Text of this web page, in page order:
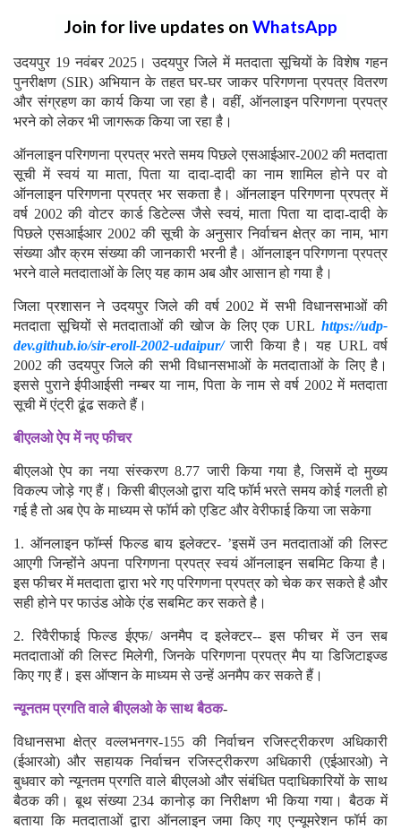
Join for live updates on WhatsApp
उदयपुर 19 नवंबर 2025। उदयपुर जिले में मतदाता सूचियों के विशेष गहन
पुनरीक्षण (SIR) अभियान के तहत घर-घर जाकर परिगणना प्रपत्र वितरण
और संग्रहण का कार्य किया जा रहा है। वहीं, ऑनलाइन परिगणना प्रपत्र
भरने को लेकर भी जागरूक किया जा रहा है।
ऑनलाइन परिगणना प्रपत्र भरते समय पिछले एसआईआर-2002 की मतदाता
सूची में स्वयं या माता, पिता या दादा-दादी का नाम शामिल होने पर वो
ऑनलाइन परिगणना प्रपत्र भर सकता है। ऑनलाइन परिगणना प्रपत्र में
वर्ष 2002 की वोटर कार्ड डिटेल्स जैसे स्वयं, माता पिता या दादा-दादी के
पिछले एसआईआर 2002 की सूची के अनुसार निर्वाचन क्षेत्र का नाम, भाग
संख्या और क्रम संख्या की जानकारी भरनी है। ऑनलाइन परिगणना प्रपत्र
भरने वाले मतदाताओं के लिए यह काम अब और आसान हो गया है।
जिला प्रशासन ने उदयपुर जिले की वर्ष 2002 में सभी विधानसभाओं की
मतदाता सूचियों से मतदाताओं की खोज के लिए एक URL https://udp-
dev.github.io/sir-eroll-2002-udaipur/जारी किया है। यह URL वर्ष
2002 की उदयपुर जिले की सभी विधानसभाओं के मतदाताओं के लिए है।
इससे पुराने ईपीआईसी नम्बर या नाम, पिता के नाम से वर्ष 2002 में मतदाता
सूची में एंट्री ढूंढ सकते हैं।
बीएलओ ऐप में नए फीचर
बीएलओ ऐप का नया संस्करण 8.77 जारी किया गया है, जिसमें दो मुख्य
विकल्प जोड़े गए हैं। किसी बीएलओ द्वारा यदि फॉर्म भरते समय कोई गलती हो
गई है तो अब ऐप के माध्यम से फॉर्म को एडिट और वेरीफाई किया जा सकेगा
1. ऑनलाइन फॉर्म्स फिल्ड बाय इलेक्टर- ’इसमें उन मतदाताओं की लिस्ट
आएगी जिन्होंने अपना परिगणना प्रपत्र स्वयं ऑनलाइन सबमिट किया है।
इस फीचर में मतदाता द्वारा भरे गए परिगणना प्रपत्र को चेक कर सकते है और
सही होने पर फाउंड ओके एंड सबमिट कर सकते है।
2. रिवैरीफाई फिल्ड ईएफ/ अनमैप द इलेक्टर-- इस फीचर में उन सब
मतदाताओं की लिस्ट मिलेगी, जिनके परिगणना प्रपत्र मैप या डिजिटाइज्ड
किए गए हैं। इस ऑप्शन के माध्यम से उन्हें अनमैप कर सकते हैं।
न्यूनतम प्रगति वाले बीएलओ के साथ बैठक-
विधानसभा क्षेत्र वल्लभनगर-155 की निर्वाचन रजिस्ट्रीकरण अधिकारी
(ईआरओ) और सहायक निर्वाचन रजिस्ट्रीकरण अधिकारी (एईआरओ) ने
बुधवार को न्यूनतम प्रगति वाले बीएलओ और संबंधित पदाधिकारियों के साथ
बैठक की। बूथ संख्या 234 कानोड़ का निरीक्षण भी किया गया। बैठक में
बताया कि मतदाताओं द्वारा ऑनलाइन जमा किए गए एन्यूमरेशन फॉर्म का